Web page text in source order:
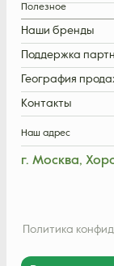
Полезное
Наши бренды
Поддержка
География
Контакты
Политика
Наш адрес
г. Москва,